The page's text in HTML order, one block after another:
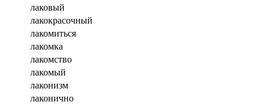
лаковый
лакокрасочный
лакомиться
лакомка
лакомство
лакомый
лаконизм
лаконично